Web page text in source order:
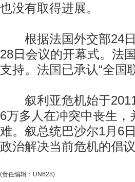
也没有取得进展。
根据法国外交部24日
28日会议的开幕式。法
支持。法国已承认“全国
叙利亚危机始于2011
6万多人在冲突中丧生
难。叙总统巴沙尔1月6
政治解决当前危机的倡
(责任编辑：UN628)